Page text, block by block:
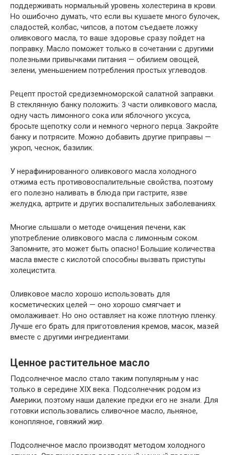
поддерживать нормальный уровень холестерина в крови.
Но ошибочно думать, что если вы кушаете много булочек,
сладостей, колбас, чипсов, а потом съедаете ложку
оливкового масла, то ваше здоровье сразу пойдет на
поправку. Масло поможет только в сочетании с другими
полезными привычками питания — обилием овощей,
зелени, уменьшением потребления простых углеводов.
Рецепт простой средиземноморской салатной заправки.
В стеклянную банку положить: 3 части оливкового масла,
одну часть лимонного сока или яблочного уксуса,
бросьте щепотку соли и немного черного перца. Закройте
банку и потрясите. Можно добавить другие приправы —
укроп, чеснок, базилик.
У нерафинированного оливкового масла холодного
отжима есть противовоспалительные свойства, поэтому
его полезно наливать в блюда при гастрите, язве
желудка, артрите и других воспалительных заболеваниях.
Многие слышали о методе очищения печени, как
употребление оливкового масла с лимонным соком.
Запомните, это может быть опасно! Большие количества
масла вместе с кислотой способны вызвать приступы
холецистита.
Оливковое масло хорошо использовать для
косметических целей — оно хорошо смягчает и
омолаживает. Но оно оставляет на коже плотную пленку.
Лучше его брать для приготовления кремов, масок, мазей
вместе с другими ингредиентами.
Ценное растительное масло
Подсолнечное масло стало таким популярным у нас
только в середине XIX века. Подсолнечник родом из
Америки, поэтому наши далекие предки его не знали. Для
готовки использовались сливочное масло, льняное,
конопляное, говяжий жир.
Подсолнечное масло производят методом холодного